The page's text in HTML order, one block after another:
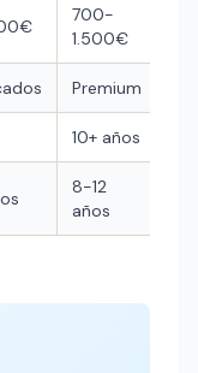
700-
1.500€
Premium
10+ años
8-12
años